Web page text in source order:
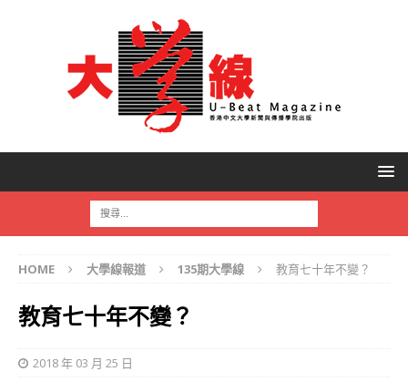
HOME 大學線報道 135期大學線 教育七十年不變？
教育七十年不變？
2018 年 03 月 25 日